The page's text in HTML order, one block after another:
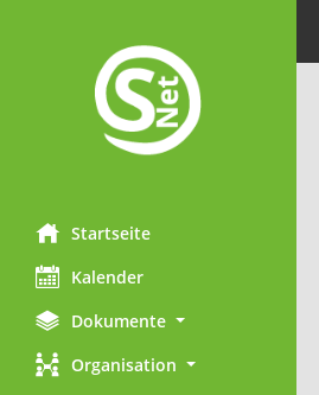
Startseite
Kalender
Dokumente
Organisation